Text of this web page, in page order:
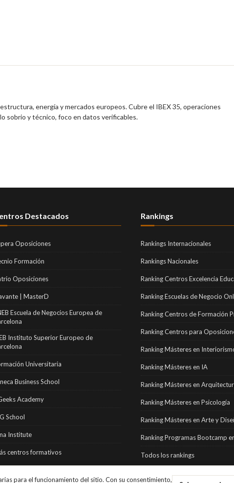
energía y mercados europeos. Cubre el IBEX 35, operaciones
sobrio y técnico, foco en datos verificables.
Destacados
Oposiciones
Formación
Oposiciones
| MasterD
Escuela de Negocios Europea de
Instituto Superior Europeo de
Universitaria
Business School
Academy
School
Institute
centros formativos
Rankings
Rankings Internacionales
Rankings Nacionales
Ranking Centros Excelencia
Ranking Escuelas de Negocio
Ranking Centros de Formación
Ranking Centros para
Ranking Másteres en
Ranking Másteres en IA
Ranking Másteres en
Ranking Másteres en Psicología
Ranking Másteres en Arte y
Ranking Programas Bootcamp
Todos los rankings
para el funcionamiento del sitio. Con su consentimiento,